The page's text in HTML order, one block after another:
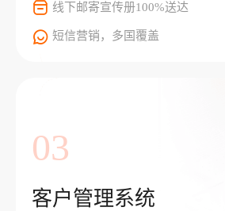
线下邮寄宣传册100%送达
短信营销，多国覆盖
03
客户管理系统